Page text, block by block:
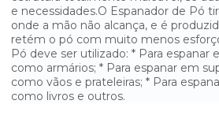
LAVATINA COM SUPORTE / ESCOVA
RASPADOR MULTIUSO BRALIMPIA
RODO LIMPA AZULEJO
e necessidades.O Espanador de Pó
onde a mão não alcança, e é
retém o pó com muito menos
Pó deve ser utilizado: * Para espanar
como armários; * Para espanar em
como vãos e prateleiras; * Para
como livros e outros.